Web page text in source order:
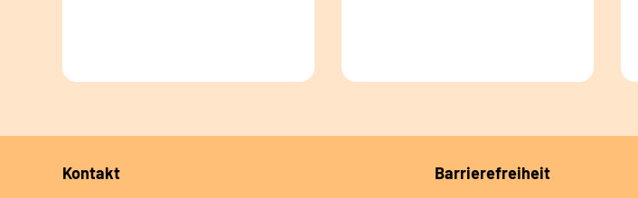
Kontakt
Barrierefreiheit